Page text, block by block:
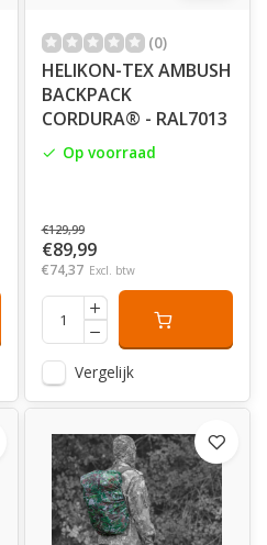
(0)
HELIKON-TEX AMBUSH
BACKPACK
CORDURA® - RAL7013
Op voorraad
€129,99
€89,99
€74,37 Excl. btw
Vergelijk